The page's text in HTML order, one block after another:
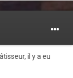
il y a eu